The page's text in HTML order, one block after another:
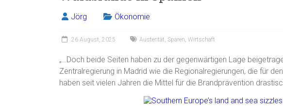
ok
Jörg Ökonomie
26 August, 2025 Austerität Sparen Wirtschaft
„…Doch beide Seiten haben zu der gegenwärtigen Lage
Zentralregierung in Madrid wie die Regionalregierungen, die für
haben seit vielen Jahren die Mittel für die Brandprävention